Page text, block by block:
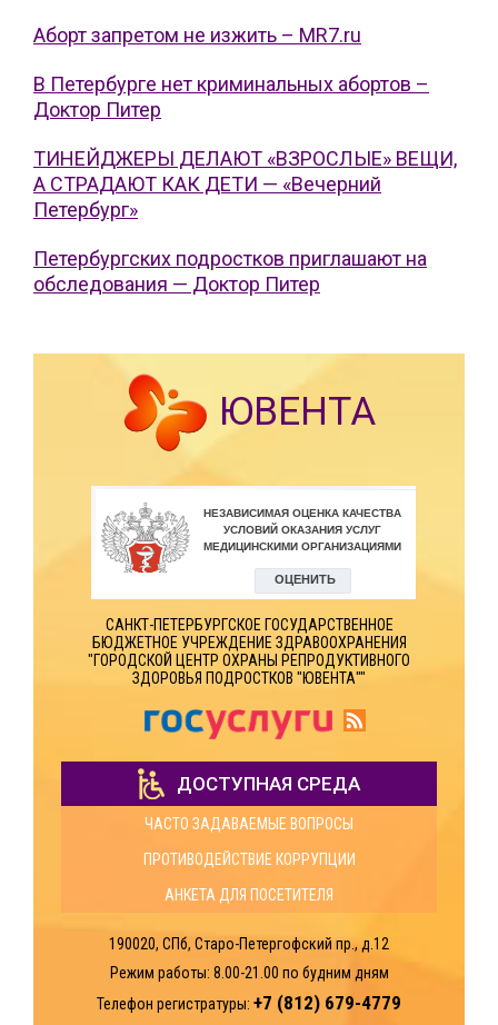
Аборт запретом не изжить – MR7.ru
В Петербурге нет криминальных абортов –
Доктор Питер
ТИНЕЙДЖЕРЫ ДЕЛАЮТ «ВЗРОСЛЫЕ» ВЕЩИ,
А СТРАДАЮТ КАК ДЕТИ — «Вечерний
Петербург»
Петербургских подростков приглашают на
обследования — Доктор Питер
ЮВЕНТА
САНКТ-ПЕТЕРБУРГСКОЕ ГОСУДАРСТВЕННОЕ
БЮДЖЕТНОЕ УЧРЕЖДЕНИЕ ЗДРАВООХРАНЕНИЯ
"ГОРОДСКОЙ ЦЕНТР ОХРАНЫ РЕПРОДУКТИВНОГО
ЗДОРОВЬЯ ПОДРОСТКОВ "ЮВЕНТА""
ДОСТУПНАЯ СРЕДА
ЧАСТО ЗАДАВАЕМЫЕ ВОПРОСЫ
ПРОТИВОДЕЙСТВИЕ КОРРУПЦИИ
АНКЕТА ДЛЯ ПОСЕТИТЕЛЯ
190020, СПб, Старо-Петергофский пр., д.12
Режим работы: 8.00-21.00 по будним дням
Телефон регистратуры: +7 (812) 679-4779